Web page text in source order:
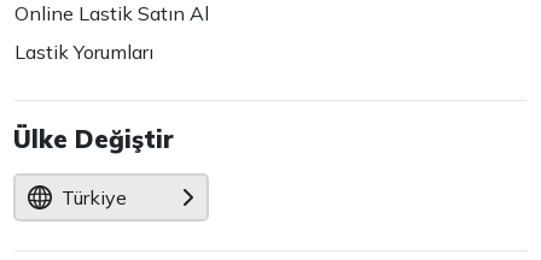
Online Lastik Satın Al
Lastik Yorumları
Ülke Değiştir
Türkiye